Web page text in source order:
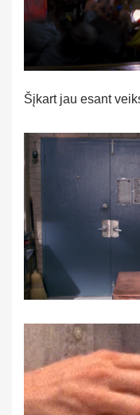
Šįkart jau esant